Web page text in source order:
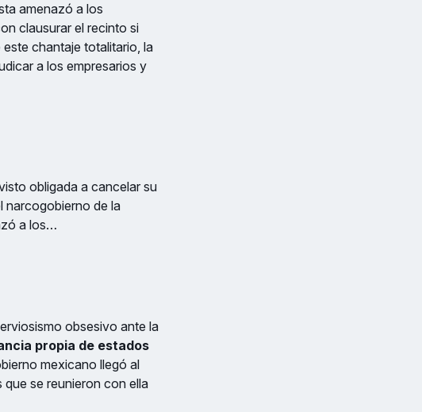
amenazó a los
clausurar el recinto si
chantaje totalitario, la
a los empresarios y
obligada a cancelar su
narcogobierno de la
a los…
obsesivo ante la
propia de estados
mexicano llegó al
se reunieron con ella